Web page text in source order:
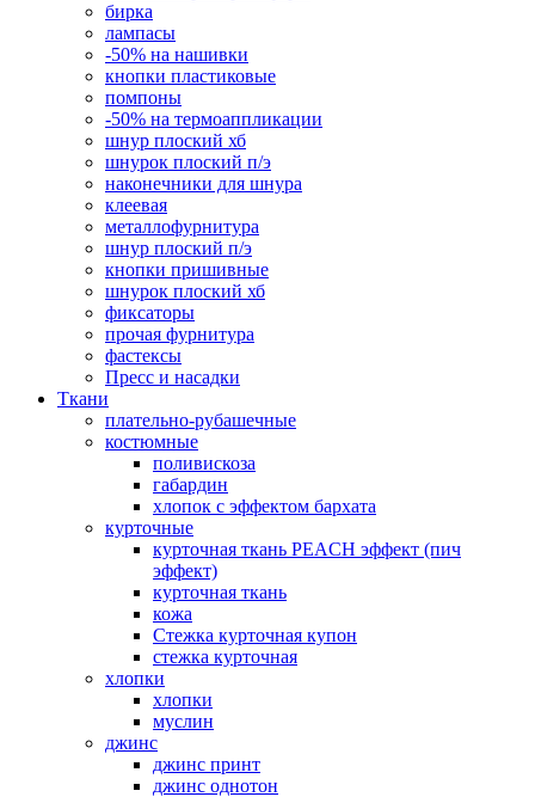
бирка
лампасы
-50% на нашивки
кнопки пластиковые
помпоны
-50% на термоаппликации
шнур плоский хб
шнурок плоский п/э
наконечники для шнура
клеевая
металлофурнитура
шнур плоский п/э
кнопки пришивные
шнурок плоский хб
фиксаторы
прочая фурнитура
фастексы
Пресс и насадки
Ткани
плательно-рубашечные
костюмные
поливискоза
габардин
хлопок с эффектом бархата
курточные
курточная ткань PEACH эффект (пич
эффект)
курточная ткань
кожа
Стежка курточная купон
стежка курточная
хлопки
хлопки
муслин
джинс
джинс принт
джинс однотон